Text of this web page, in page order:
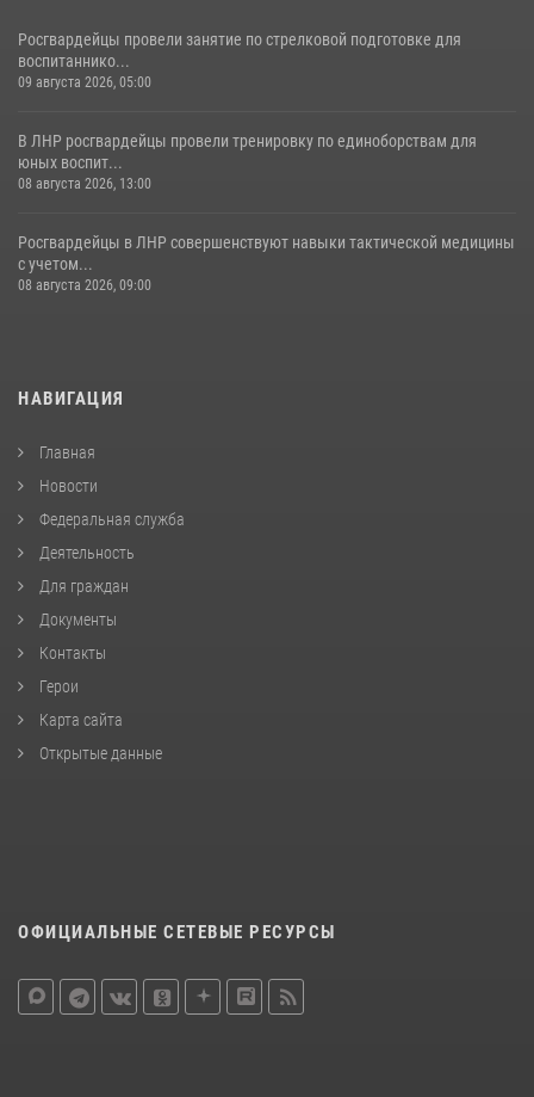
Росгвардейцы провели занятие по стрелковой подготовке для
воспитаннико...
09 августа 2026, 05:00
В ЛНР росгвардейцы провели тренировку по единоборствам для
юных воспит...
08 августа 2026, 13:00
Росгвардейцы в ЛНР совершенствуют навыки тактической медицины
с учетом...
08 августа 2026, 09:00
НАВИГАЦИЯ
Главная
Новости
Федеральная служба
Деятельность
Для граждан
Документы
Контакты
Герои
Карта сайта
Открытые данные
ОФИЦИАЛЬНЫЕ СЕТЕВЫЕ РЕСУРСЫ